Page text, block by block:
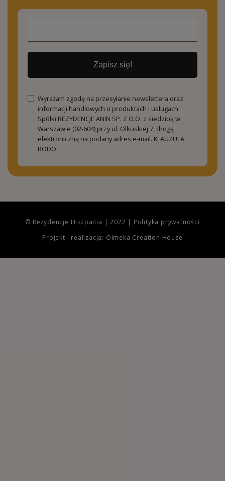
Zapisz się!
Wyrażam zgodę na przesyłanie newslettera oraz
informacji handlowych o produktach i usługach
Spółki REZYDENCJE ANIN SP. Z O.O. z siedzibą w
Warszawie (02-604) przy ul. Olkuskiej 7, drogą
elektroniczną na podany adres e-mail. KLAUZULA
RODO
© Rezydencje Hiszpania | 2022 | Polityka prywatności
Projekt i realizacja: Olmeka Creation House